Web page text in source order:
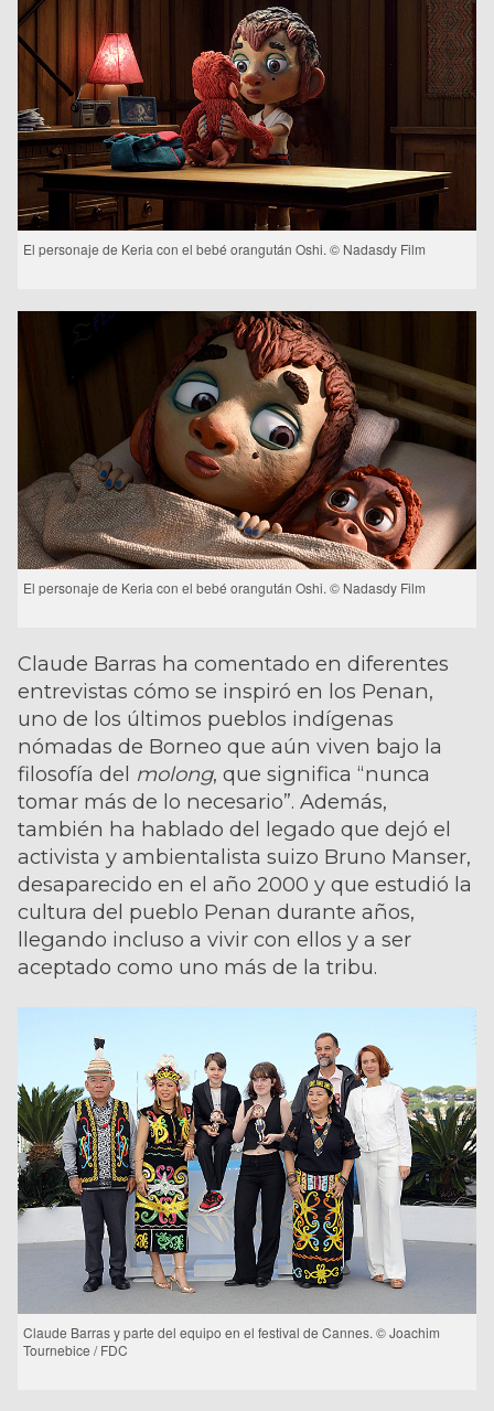
El personaje de Keria con el bebé orangután Oshi. © Nadasdy Film
El personaje de Keria con el bebé orangután Oshi. © Nadasdy Film
Claude Barras ha comentado en diferentes
entrevistas cómo se inspiró en los Penan,
uno de los últimos pueblos indígenas
nómadas de Borneo que aún viven bajo la
filosofía del molong, que significa “nunca
tomar más de lo necesario”. Además,
también ha hablado del legado que dejó el
activista y ambientalista suizo Bruno Manser,
desaparecido en el año 2000 y que estudió la
cultura del pueblo Penan durante años,
llegando incluso a vivir con ellos y a ser
aceptado como uno más de la tribu.
Claude Barras y parte del equipo en el festival de Cannes. © Joachim
Tournebice / FDC